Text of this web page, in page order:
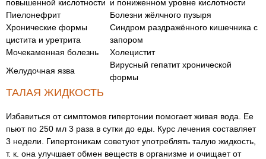
повышенной кислотности и пониженном уровне кислотности
Пиелонефрит
Болезни жёлчного пузыря
Хронические формы
цистита и уретрита
Синдром раздражённого кишечника с
запором
Мочекаменная болезнь
Холецистит
Желудочная язва
Вирусный гепатит хронической
формы
ТАЛАЯ ЖИДКОСТЬ
Избавиться от симптомов гипертонии помогает живая вода. Ее
пьют по 250 мл 3 раза в сутки до еды. Курс лечения составляет
3 недели. Гипертоникам советуют употреблять талую жидкость,
т. к. она улучшает обмен веществ в организме и очищает от